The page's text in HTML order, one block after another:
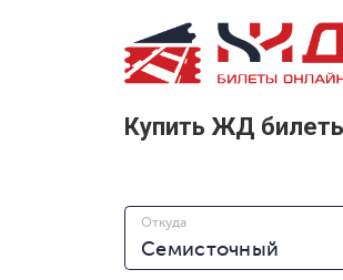
Купить ЖД
Откуда